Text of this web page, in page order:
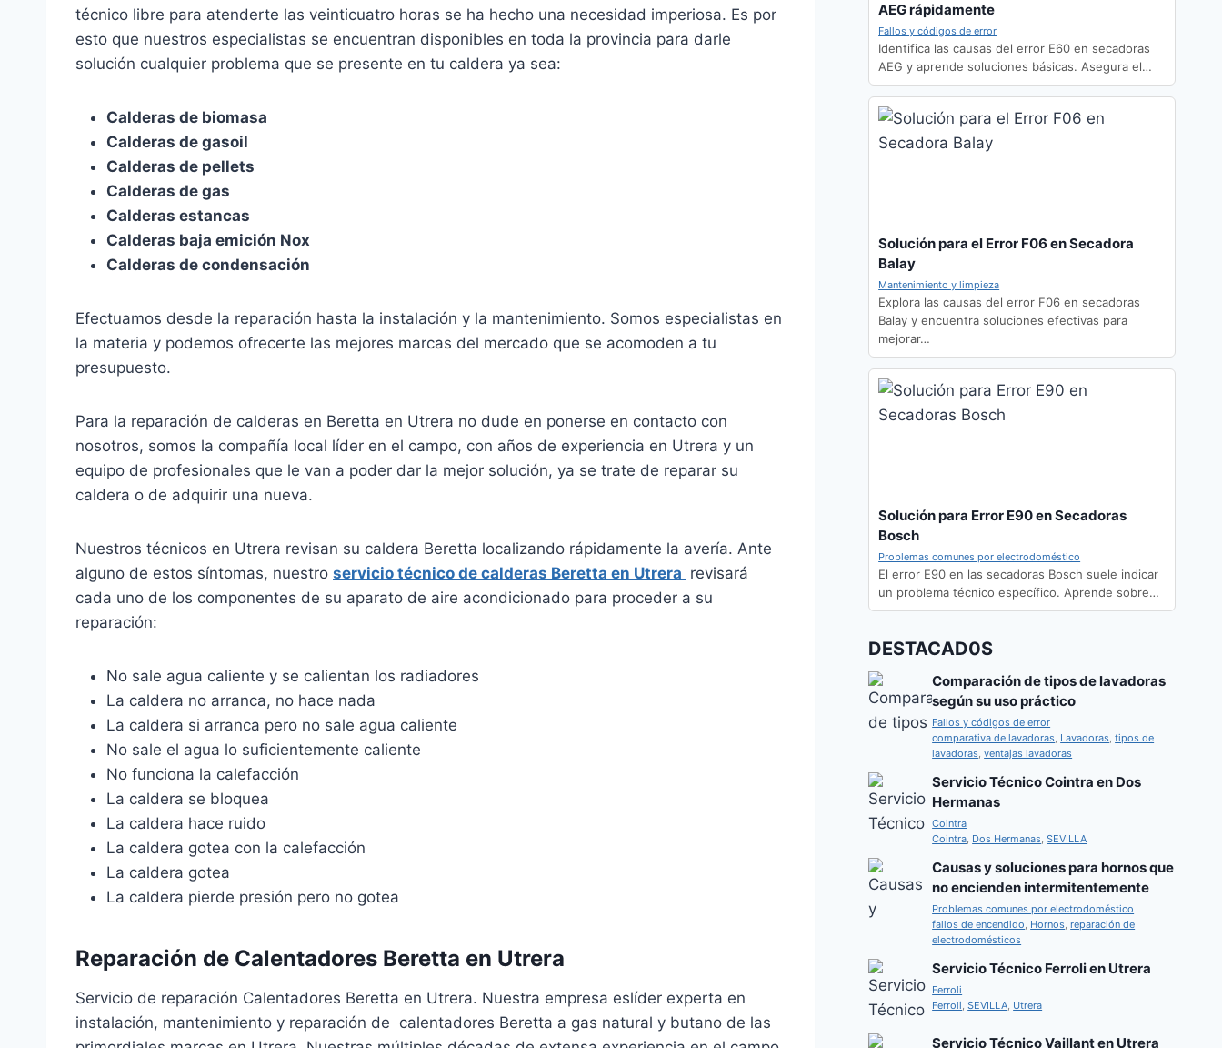
técnico libre para atenderte las veinticuatro horas se ha hecho una necesidad imperiosa. Es por
esto que nuestros especialistas se encuentran disponibles en toda la provincia para darle
solución cualquier problema que se presente en tu caldera ya sea:
Calderas de biomasa
Calderas de gasoil
Calderas de pellets
Calderas de gas
Calderas estancas
Calderas baja emición Nox
Calderas de condensación
Efectuamos desde la reparación hasta la instalación y la mantenimiento. Somos especialistas en
la materia y podemos ofrecerte las mejores marcas del mercado que se acomoden a tu
presupuesto.
Para la reparación de calderas en Beretta en Utrera no dude en ponerse en contacto con
nosotros, somos la compañía local líder en el campo, con años de experiencia en Utrera y un
equipo de profesionales que le van a poder dar la mejor solución, ya se trate de reparar su
caldera o de adquirir una nueva.
Nuestros técnicos en Utrera revisan su caldera Beretta localizando rápidamente la avería. Ante
alguno de estos síntomas, nuestro servicio técnico de calderas Beretta en Utrera revisará
cada uno de los componentes de su aparato de aire acondicionado para proceder a su
reparación:
No sale agua caliente y se calientan los radiadores
La caldera no arranca, no hace nada
La caldera si arranca pero no sale agua caliente
No sale el agua lo suficientemente caliente
No funciona la calefacción
La caldera se bloquea
La caldera hace ruido
La caldera gotea con la calefacción
La caldera gotea
La caldera pierde presión pero no gotea
Reparación de Calentadores Beretta en Utrera
Servicio de reparación Calentadores Beretta en Utrera. Nuestra empresa eslíder experta en
instalación, mantenimiento y reparación de calentadores Beretta a gas natural y butano de las
AEG rápidamente
Fallos y códigos de error
Identifica las causas del error E60 en secadoras
AEG y aprende soluciones básicas. Asegura el…
Solución para el Error F06 en Secadora
Balay
Mantenimiento y limpieza
Explora las causas del error F06 en secadoras
Balay y encuentra soluciones efectivas para
mejorar…
Solución para Error E90 en Secadoras
Bosch
Problemas comunes por electrodoméstico
El error E90 en las secadoras Bosch suele indicar
un problema técnico específico. Aprende sobre…
DESTACAD0S
Comparación de tipos de lavadoras
según su uso práctico
Fallos y códigos de error
comparativa de lavadoras Lavadoras ,tipos de
lavadoras ,ventajas lavadoras
Servicio Técnico Cointra en Dos
Hermanas
Cointra
Cointra Dos Hermanas ,SEVILLA
Causas y soluciones para hornos que
no encienden intermitentemente
Problemas comunes por electrodoméstico
fallos de encendido Hornos ,reparación de
electrodomésticos
Servicio Técnico Ferroli en Utrera
Ferroli
Ferroli ,SEVILLA Utrera
Servicio Técnico Vaillant en Utrera